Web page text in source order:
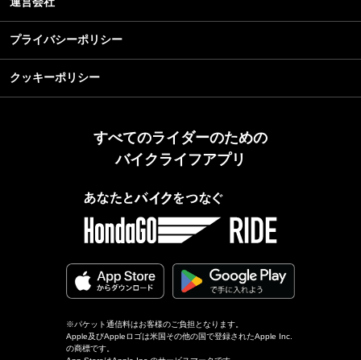
プライバシーポリシー
クッキーポリシー
すべてのライダーのための
バイクライフアプリ
※パケット通信料はお客様のご負担となります。
Apple及びAppleロゴは米国その他の国で登録されたApple Inc.
の商標です。